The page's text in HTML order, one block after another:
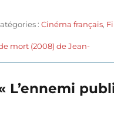
:Cinéma français,
mort (2008) de Jean-
L’ennemi